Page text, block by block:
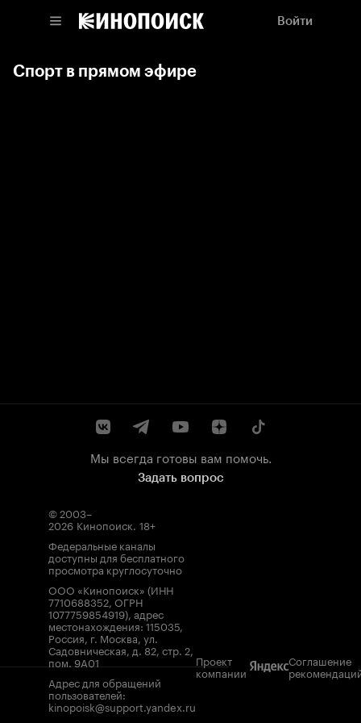
Войти
Спорт в прямом эфире
Мы всегда готовы вам помочь.
Задать вопрос
© 2003–
2026 Кинопоиск. 18+
Федеральные каналы
доступны для бесплатного
просмотра круглосуточно
ООО «Кинопоиск» (ИНН
7710688352, ОГРН
1077759854919), адрес
местонахождения: 115035,
Россия, г. Москва, ул.
Садовническая, д. 82, стр. 2,
пом. 9А01
Адрес для обращений
пользователей:
kinopoisk@support.yandex.ru
Проект
компании
Соглашение